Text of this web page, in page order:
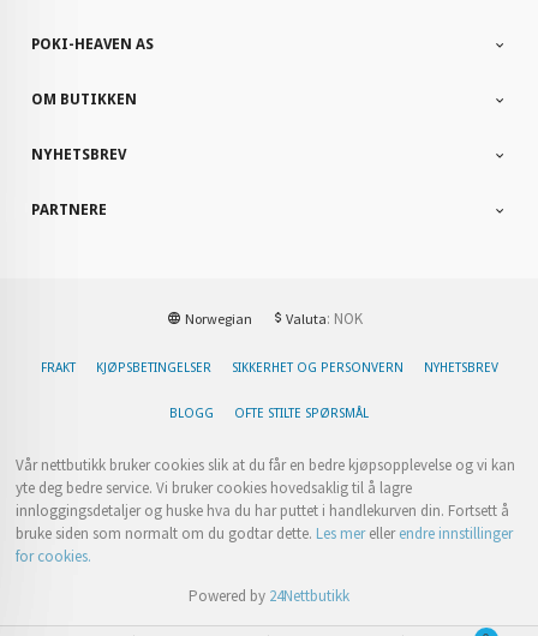
POKI-HEAVEN AS
OM BUTIKKEN
NYHETSBREV
PARTNERE
Norwegian Valuta: NOK
FRAKT KJØPSBETINGELSER SIKKERHET OG PERSONVERN NYHETSBREV
BLOGG OFTE STILTE SPØRSMÅL
Vår nettbutikk bruker cookies slik at du får en bedre kjøpsopplevelse og vi kan
yte deg bedre service. Vi bruker cookies hovedsaklig til å lagre
innloggingsdetaljer og huske hva du har puttet i handlekurven din. Fortsett å
bruke siden som normalt om du godtar dette. Les merellerendre innstillinger
for cookies.
Powered by 24Nettbutikk